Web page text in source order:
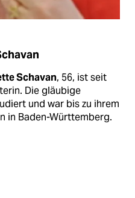
Schavan, 56, ist seit
Die gläubige
und war bis zu ihrem
in Baden-Württemberg.